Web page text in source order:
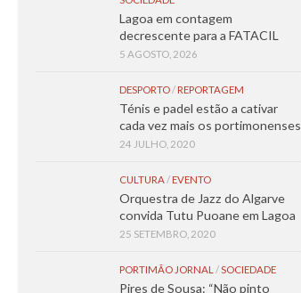
Lagoa em contagem
decrescente para a FATACIL
5 AGOSTO, 2026
DESPORTO/ REPORTAGEM
Ténis e padel estão a cativar
cada vez mais os portimonenses
24 JULHO, 2020
CULTURA/ EVENTO
Orquestra de Jazz do Algarve
convida Tutu Puoane em Lagoa
25 SETEMBRO, 2020
PORTIMÃO JORNAL /SOCIEDADE
Pires de Sousa: “Não pinto